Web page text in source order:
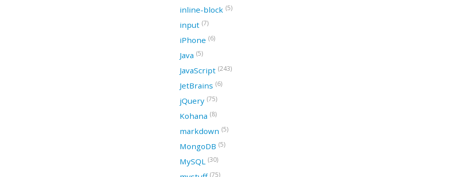
inline-block (5)
input (7)
iPhone (6)
Java (5)
JavaScript (243)
JetBrains (6)
jQuery (75)
Kohana (8)
markdown (5)
MongoDB (5)
MySQL (30)
(75)